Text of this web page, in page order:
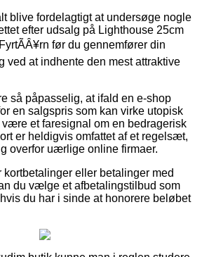
blive fordelagtigt at undersøge nogle
efter udsalg på Lighthouse 25cm
før du gennemfører din
ved at indhente den mest attraktive
så påpasselig, at ifald en e-shop
en salgspris som kan virke utopisk
være et faresignal om en bedragerisk
er heldigvis omfattet af et regelsæt,
overfor uærlige online firmaer.
eller betalinger med
du vælge et afbetalingstilbud som
du har i sinde at honorere beløbet